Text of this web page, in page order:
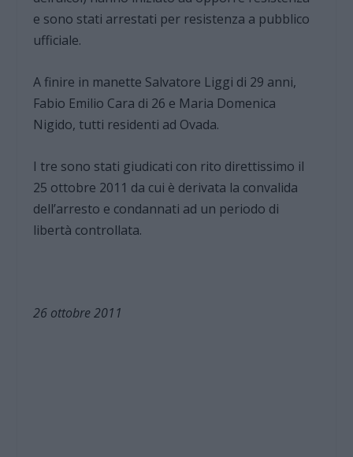
e sono stati arrestati per resistenza a pubblico
ufficiale.
A finire in manette Salvatore Liggi di 29 anni,
Fabio Emilio Cara di 26 e Maria Domenica
Nigido, tutti residenti ad Ovada.
I tre sono stati giudicati con rito direttissimo il
25 ottobre 2011 da cui è derivata la convalida
dell’arresto e condannati ad un periodo di
libertà controllata.
26 ottobre 2011